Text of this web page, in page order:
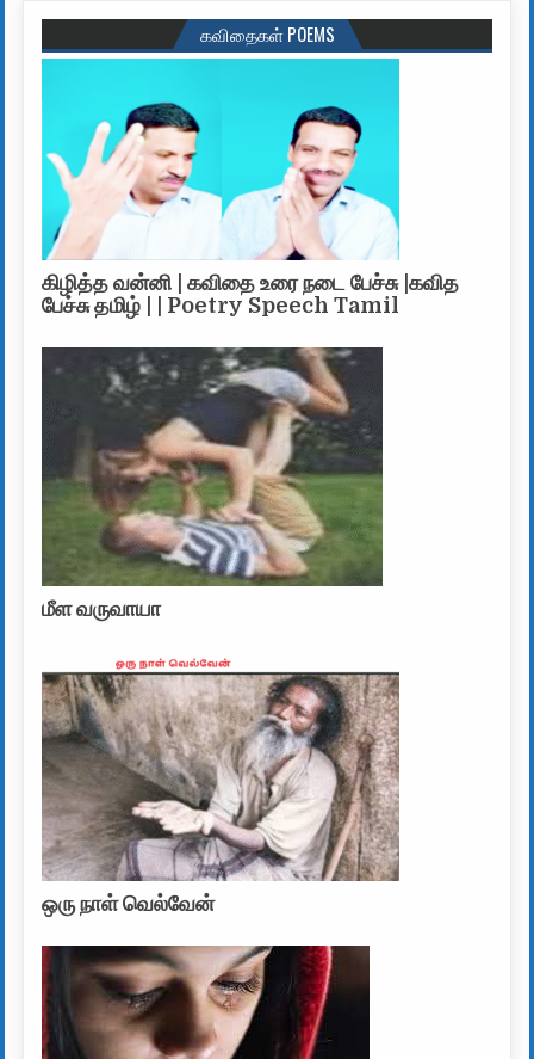
கவிதைகள் POEMS
கிழித்த வன்னி | கவிதை உரை நடை பேச்சு |கவித
பேச்சு தமிழ் | | Poetry Speech Tamil
மீள வருவாயா
ஒரு நாள் வெல்வேன்